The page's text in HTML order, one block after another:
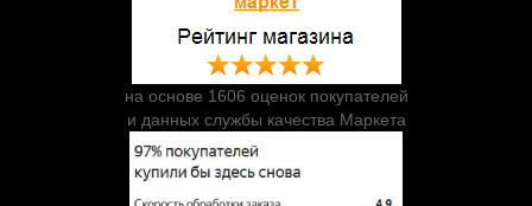
на основе 1606 оценок покупателей
и данных службы качества Маркета